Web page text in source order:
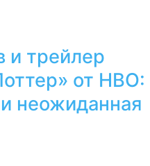
и трейлер
от HBO:
неожиданная